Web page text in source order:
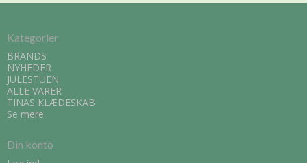
Kategorier
BRANDS
NYHEDER
JULESTUEN
ALLE VARER
TINAS KLÆDESKAB
Se mere
Din konto